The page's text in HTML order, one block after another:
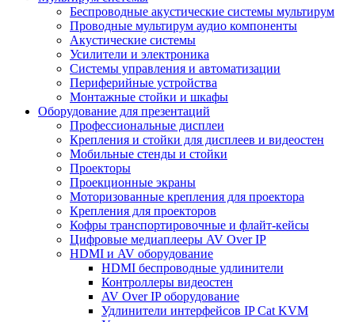
Беспроводные акустические системы мультирум
Проводные мультирум аудио компоненты
Акустические системы
Усилители и электроника
Системы управления и автоматизации
Периферийные устройства
Монтажные стойки и шкафы
Оборудование для презентаций
Профессиональные дисплеи
Крепления и стойки для дисплеев и видеостен
Мобильные стенды и стойки
Проекторы
Проекционные экраны
Моторизованные крепления для проектора
Крепления для проекторов
Кофры транспортировочные и флайт-кейсы
Цифровые медиаплееры AV Over IP
HDMI и AV оборудование
HDMI беспроводные удлинители
Контроллеры видеостен
AV Over IP оборудование
Удлинители интерфейсов IP Cat KVM